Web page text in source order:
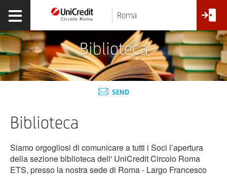
Roma
Biblioteca
SEND
Biblioteca
Siamo orgogliosi di comunicare a tutti i Soci l’apertura
della sezione biblioteca dell' UniCredit Circolo Roma
ETS, presso la nostra sede di Roma - Largo Francesco